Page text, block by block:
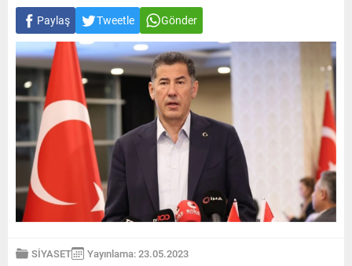
Paylaş Tweetle Gönder
SİYASET Yayınlama: 23.05.2023